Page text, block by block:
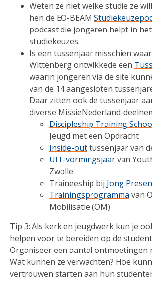
Weten ze niet welke studie ze
hen de EO-BEAM
podcast die jongeren helpt in
studiekeuzes.
Is een tussenjaar misschien
Wittenberg ontwikkede een
waarin jongeren via de site
van de 14 aangesloten
Daar zitten ook de tussenjaar
diverse MissieNederland-
Discipleship Training
Jeugd met een Opdracht
Inside-outtussenjaar van
UIT-vormingsjaarvan
Zwolle
Traineeship bij Jong
Trainingsprogramma van
Mobilisatie (OM)
Tip 3: Als kerk en jeugdwerk kun je
helpen voor te bereiden op de
Organiseer een aantal ontmoetingen
Wat kunnen ze verwachten? Hoe
vertrouwen starten aan hun